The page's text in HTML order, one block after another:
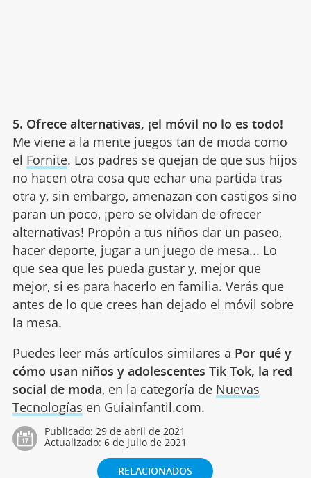
5. Ofrece alternativas, ¡el móvil no lo es todo!
Me viene a la mente juegos tan de moda como
el Fornite. Los padres se quejan de que sus hijos
no hacen otra cosa que echar una partida tras
otra y, sin embargo, amenazan con castigos sino
paran un poco, ¡pero se olvidan de ofrecer
alternativas! Propón a tus niños dar un paseo,
hacer deporte, jugar a un juego de mesa... Lo
que sea que les pueda gustar y, mejor que
mejor, si es para hacerlo en familia. Verás que
antes de lo que crees han dejado el móvil sobre
la mesa.
Puedes leer más artículos similares a Por qué y
cómo usan niños y adolescentes Tik Tok, la red
social de moda, en la categoría de Nuevas
Tecnologías en Guiainfantil.com.
Publicado: 29 de abril de 2021
Actualizado: 6 de julio de 2021
RELACIONADOS